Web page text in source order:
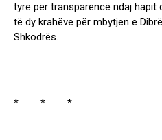
tyre për transparencë ndaj hapit
të dy krahëve për mbytjen e
Shkodrës.
* * *